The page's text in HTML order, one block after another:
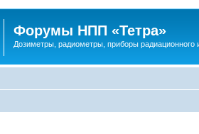
Форумы НПП «Тетра»
Дозиметры, радиометры, приборы радиационного